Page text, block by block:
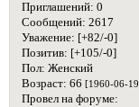
Приглашений: 0
Сообщений: 2617
Уважение: [+82/-0]
Позитив: [+105/-0]
Пол: Женский
Возраст: 66 [1960-06-
Провел на форуме: